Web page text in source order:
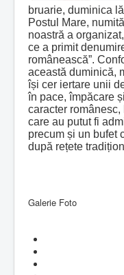
bruarie, duminica
Postul Mare,
noastră a
ce a primit
românească”.
această duminică,
își cer iertare unii
în pace, împăcare
caracter
care au putut fi
precum și un bufet
după rețete
Galerie Foto